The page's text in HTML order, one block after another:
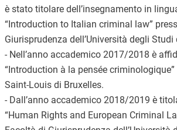
è stato titolare dell’insegnamento in
“Introduction to Italian criminal law”
Giurisprudenza dell’Università degli Studi
- Nell’anno accademico 2017/2018 è
“Introduction à la pensée criminologique”
Saint-Louis di Bruxelles.
- Dall’anno accademico 2018/2019 è
“Human Rights and European Criminal